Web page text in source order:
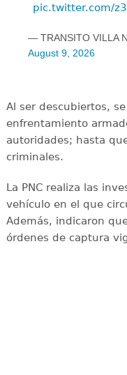
pic.twitter.com/
— TRANSITO VILLA
August 9, 2026
Al ser descubiertos,
enfrentamiento
autoridades; hasta
criminales.
La PNC realiza las
vehículo en el que
Además, indicaron
órdenes de captura